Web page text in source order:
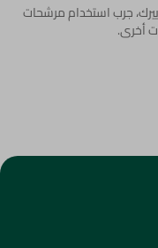
جرب استخدام مرشحات
أخرى.